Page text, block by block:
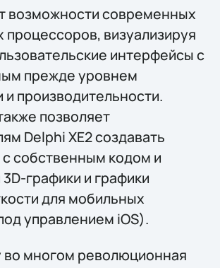
возможности современных
процессоров, визуализируя
интерфейсы с
прежде уровнем
и производительности.
позволяет
Delphi XE2 создавать
собственным кодом и
графики и графики
для мобильных
управлением iOS).
во многом революционная